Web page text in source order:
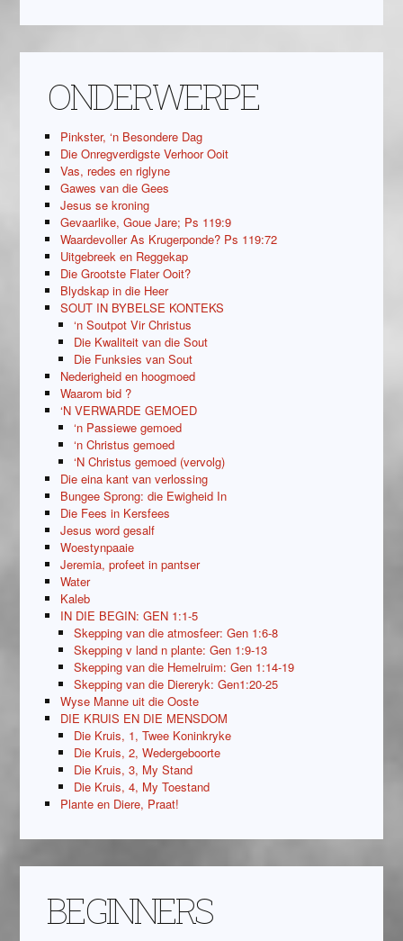
ONDERWERPE
Pinkster, ‘n Besondere Dag
Die Onregverdigste Verhoor Ooit
Vas, redes en riglyne
Gawes van die Gees
Jesus se kroning
Gevaarlike, Goue Jare; Ps 119:9
Waardevoller As Krugerponde? Ps 119:72
Uitgebreek en Reggekap
Die Grootste Flater Ooit?
Blydskap in die Heer
SOUT IN BYBELSE KONTEKS
‘n Soutpot Vir Christus
Die Kwaliteit van die Sout
Die Funksies van Sout
Nederigheid en hoogmoed
Waarom bid ?
‘N VERWARDE GEMOED
‘n Passiewe gemoed
‘n Christus gemoed
‘N Christus gemoed (vervolg)
Die eina kant van verlossing
Bungee Sprong: die Ewigheid In
Die Fees in Kersfees
Jesus word gesalf
Woestynpaaie
Jeremia, profeet in pantser
Water
Kaleb
IN DIE BEGIN: GEN 1:1-5
Skepping van die atmosfeer: Gen 1:6-8
Skepping v land n plante: Gen 1:9-13
Skepping van die Hemelruim: Gen 1:14-19
Skepping van die Diereryk: Gen1:20-25
Wyse Manne uit die Ooste
DIE KRUIS EN DIE MENSDOM
Die Kruis, 1, Twee Koninkryke
Die Kruis, 2, Wedergeboorte
Die Kruis, 3, My Stand
Die Kruis, 4, My Toestand
Plante en Diere, Praat!
BEGINNERS